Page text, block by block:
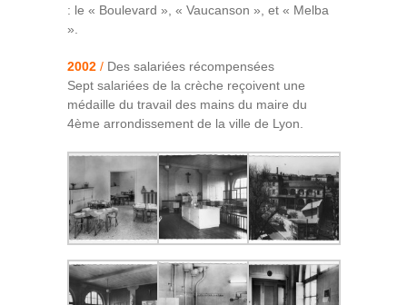
: le « Boulevard », « Vaucanson », et « Melba
».
2002 / Des salariées récompensées
Sept salariées de la crèche reçoivent une
médaille du travail des mains du maire du
4ème arrondissement de la ville de Lyon.